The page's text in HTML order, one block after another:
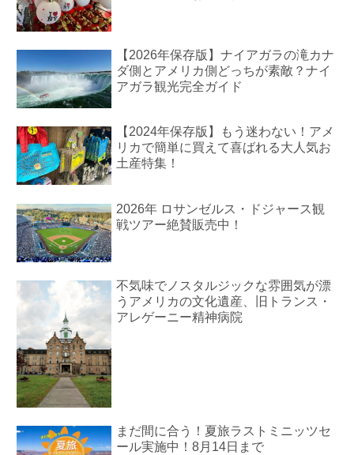
【2026年保存版】ナイアガラの滝カナ
ダ側とアメリカ側どっちが素敵？ナイ
アガラ観光完全ガイド
【2024年保存版】もう迷わない！アメ
リカで簡単に買えて喜ばれる大人気お
土産特集！
2026年 ロサンゼルス・ドジャース観
戦ツアー絶賛販売中！
不気味でノスタルジックな雰囲気が漂
うアメリカの文化遺産、旧トランス・
アレゲーニー精神病院
まだ間に合う！夏旅ラストミニッツセ
ール実施中！8月14日まで